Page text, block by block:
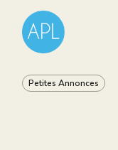
Petites Annonces